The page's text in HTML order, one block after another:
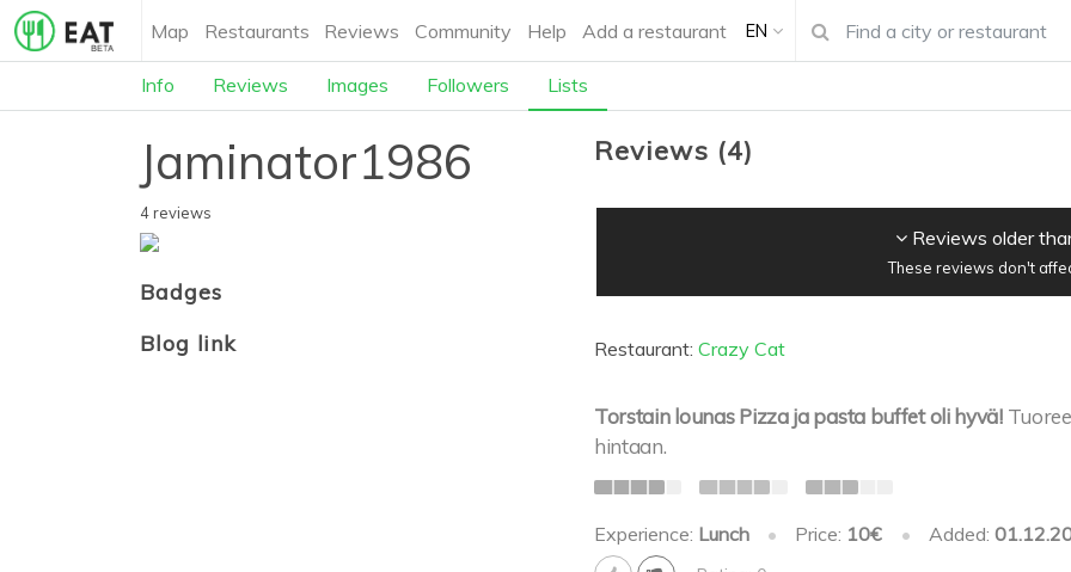
Map Restaurants Reviews Community Help Add a restaurant EN
Info Reviews Images Followers Lists
Jaminator1986
4 reviews
Badges
Blog link
Reviews (4)
Reviews older
These reviews don't
Restaurant: Crazy Cat
Torstain lounas Pizza ja pasta buffet oli hyvä!
hintaan.
Experience: Lunch • Price: 10€ • Added: